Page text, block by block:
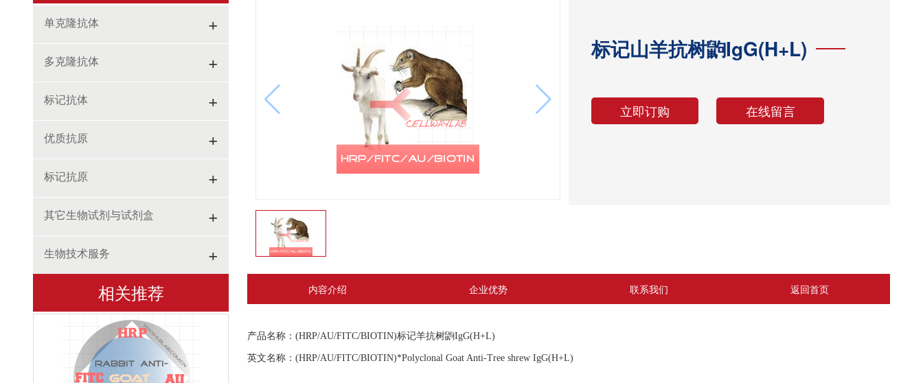
单克隆抗体 +
多克隆抗体 +
标记抗体 +
优质抗原 +
标记抗原 +
其它生物试剂与试剂盒 +
生物技术服务 +
相关推荐
标记山羊抗树鼩IgG(H+L)
立即订购 在线留言
内容介绍 企业优势 联系我们 返回首页
产品名称： (HRP/AU/FITC/BIOTIN)标记羊抗树鼩IgG(H+L)
英文名称： (HRP/AU/FITC/BIOTIN)*Polyclonal Goat Anti-Tree shrew IgG(H+L)